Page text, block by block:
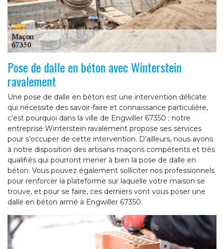
Pose de dalle en béton avec Winterstein
ravalement
Une pose de dalle en béton est une intervention délicate
qui nécessite des savoir-faire et connaissance particulière,
c’est pourquoi dans la ville de Engwiller 67350 ; notre
entreprise Winterstein ravalement propose ses services
pour s’occuper de cette intervention. D’ailleurs, nous avons
à notre disposition des artisans maçons compétents et très
qualifiés qui pourront mener à bien la pose de dalle en
béton. Vous pouvez également solliciter nos professionnels
pour renforcer la plateforme sur laquelle votre maison se
trouve, et pour se faire, ces derniers vont vous poser une
dalle en béton armé à Engwiller 67350.